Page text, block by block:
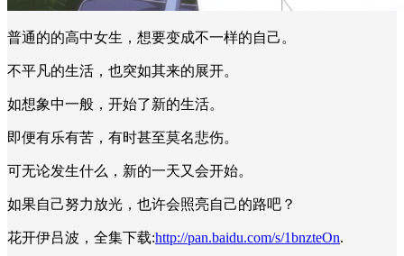
普通的的高中女生，想要变成不一样的自己。
不平凡的生活，也突如其来的展开。
如想象中一般，开始了新的生活。
即便有乐有苦，有时甚至莫名悲伤。
可无论发生什么，新的一天又会开始。
如果自己努力放光，也许会照亮自己的路吧？
花开伊吕波，全集下载:http://pan.baidu.com/s/1bnzteOn.